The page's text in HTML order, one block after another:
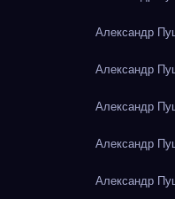
Александр
Александр
Александр
Александр
Александр